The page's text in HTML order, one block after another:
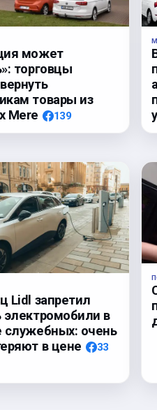
может
торговцы
товары из
Mere
139
Lidl запретил
электромобили в
служебных: очень
в цене
33